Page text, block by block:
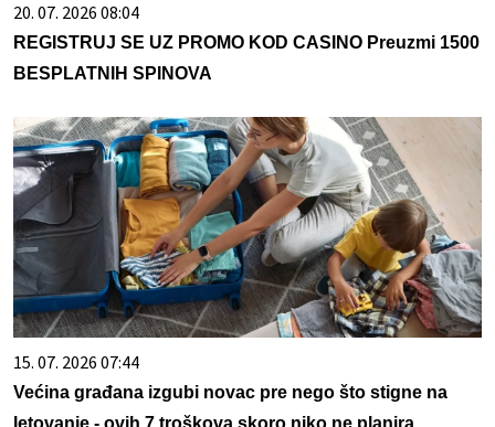
20. 07. 2026 08:04
REGISTRUJ SE UZ PROMO KOD CASINO Preuzmi 1500
BESPLATNIH SPINOVA
15. 07. 2026 07:44
Većina građana izgubi novac pre nego što stigne na